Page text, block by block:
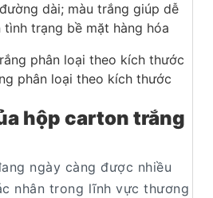
dài; màu trắng giúp dễ
tình trạng bề mặt hàng hóa
phân loại theo kích thước
hộp carton trắng
ngày càng được nhiều
nhân trong lĩnh vực thương